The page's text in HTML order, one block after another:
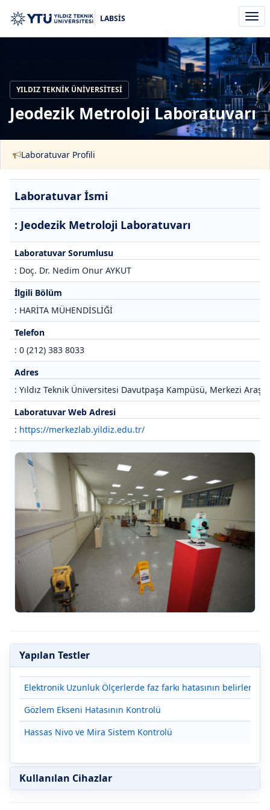
aç/
LABSİS
YILDIZ TEKNIK ÜNIVERSITESI
Jeodezik Metroloji Laboratuvarı
Laboratuvar Profili
Laboratuvar İsmi
: Jeodezik Metroloji Laboratuvarı
Laboratuvar Sorumlusu
: Doç. Dr. Nedim Onur AYKUT
İlgili Bölüm
: HARİTA MÜHENDİSLİĞİ
Telefon
: 0 (212) 383 8033
Adres
: Yıldız Teknik Üniversitesi Davutpaşa Kampüsü, Merkezi
Laboratuvar Web Adresi
: https://merkezlab.yildiz.edu.tr/
Yapılan Testler
Elektronik Uzunluk Ölçerlerde faz farkı hatasının
Gözlem Ekseni Hatasının Kontrolü
Hassas Nivo ve Mira Sistem Kontrolü
Kullanılan Cihazlar